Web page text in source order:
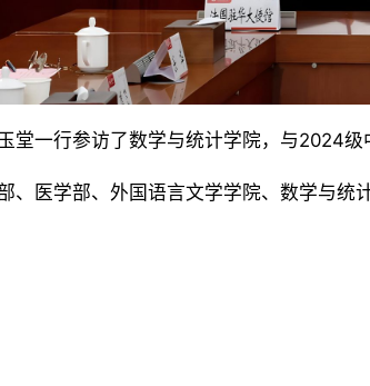
堂一行参访了数学与统计学院，与2024
、医学部、 外国语言文学学院、数学与统